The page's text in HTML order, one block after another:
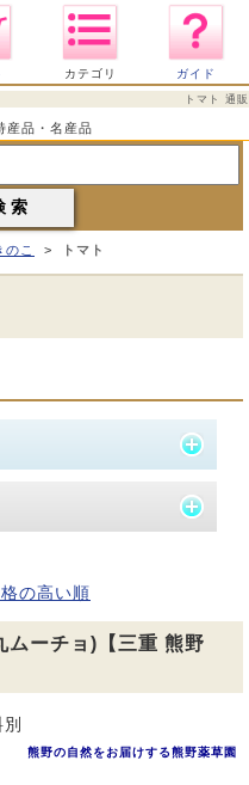
カテゴリ ガイド
トマト 通販
産品・名産品
こ > トマト
の高い順
ーチョ)【三重 熊野
熊野の自然をお届けする熊野薬草園